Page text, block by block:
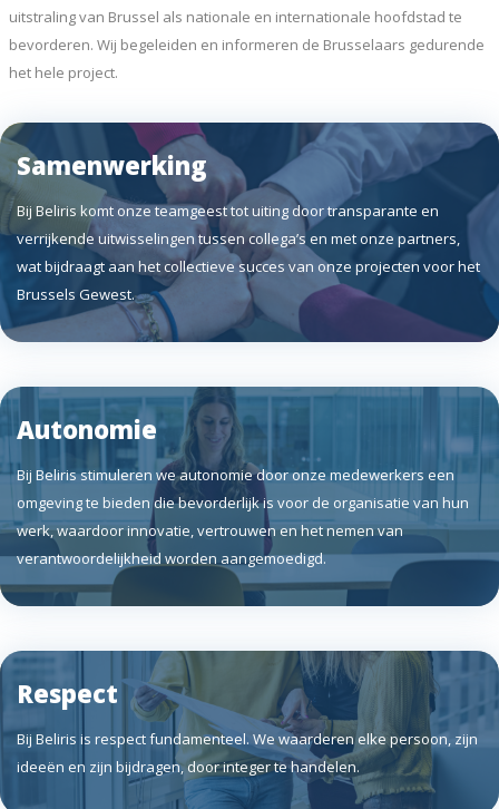
uitstraling van Brussel als nationale en internationale hoofdstad te
bevorderen. Wij begeleiden en informeren de Brusselaars gedurende
het hele project.
Samenwerking
Bij Beliris komt onze teamgeest tot uiting door transparante en
verrijkende uitwisselingen tussen collega’s en met onze partners,
wat bijdraagt aan het collectieve succes van onze projecten voor het
Brussels Gewest.
Autonomie
Bij Beliris stimuleren we autonomie door onze medewerkers een
omgeving te bieden die bevorderlijk is voor de organisatie van hun
werk, waardoor innovatie, vertrouwen en het nemen van
verantwoordelijkheid worden aangemoedigd.
Respect
Bij Beliris is respect fundamenteel. We waarderen elke persoon, zijn
ideeën en zijn bijdragen, door integer te handelen.